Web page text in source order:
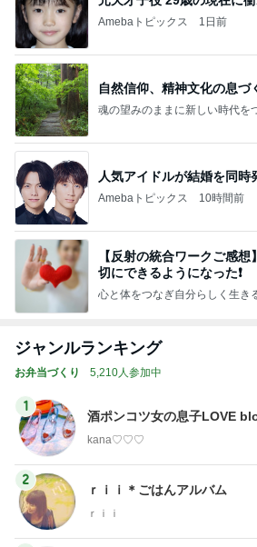
Amebaトピックス 1日前
自然信仰、精神文化の息づ
魂の望みのままに新しい時代を
人気アイドルが結婚を同時
Amebaトピックス 10時間前
【反射の統合ワークご感
切にできるようになった❗
心と体をつなぎ自分らしく生き
ジャンルランキング
お弁当づくり 5,210人参加中
1
酒ポンコツ女の息子LOVE
kana♡♡♡
2
ｒｉｉ＊ごはんアルバム
ｒｉｉ